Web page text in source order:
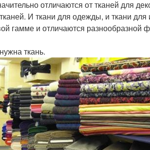
отличаются от тканей для
И ткани для одежды, и ткани
гамме и отличаются разнообразной
ткань.